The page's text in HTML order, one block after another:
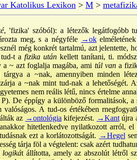
Katolikus Lexikon> M>
, 'fizika' szóból): a létezők legátfogóbb
meg, s a négyféle →ok
még konkrét tartalmú, azt jelentette,
t a fizika után kellett tanítani, ti.
a ~ azt foglalja magába, ami túl vana
tárgya a ~nak, amennyiben minden
a ~nak mint tud-nak a lehetőségét.
nem reális létű, nincs értelme
De éppígy a különböző formalitások, a
A tud-os értékében
az →ontológia kifejezést. →Kantújra
hitetlenkedve nyilatkozott arról,
ezt a korlátozottságát. →Hegel
tárja föl a végtelent: csak azért
logikát állította, amely az abszolút létről